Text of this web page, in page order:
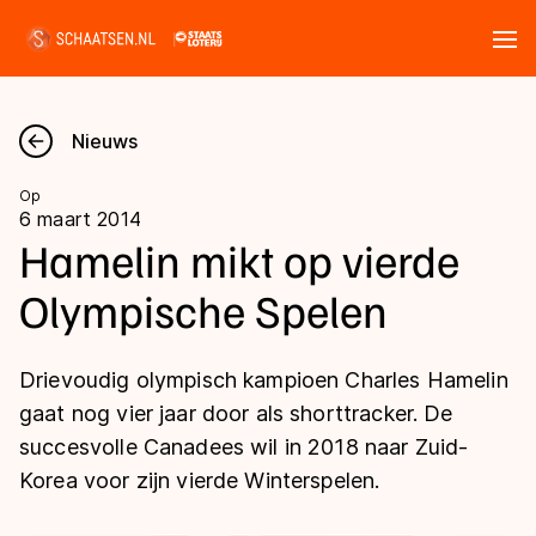
Nieuws
Kalender
Disciplines
Langebaan
Shorttrack
Inlineskaten
Uitslagen
Langebaan
Shorttrack
Tijden & historie
Nieuws
Op
6 maart 2014
Hamelin mikt op vierde
Olympische Spelen
Drievoudig olympisch kampioen Charles Hamelin
gaat nog vier jaar door als shorttracker. De
succesvolle Canadees wil in 2018 naar Zuid-
Korea voor zijn vierde Winterspelen.